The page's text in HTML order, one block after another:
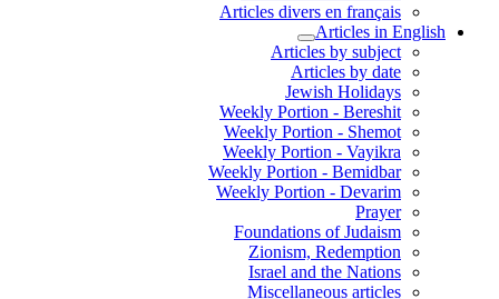
Articles divers en français
Articles in English
Articles by subject
Articles by date
Jewish Holidays
Weekly Portion - Bereshit
Weekly Portion - Shemot
Weekly Portion - Vayikra
Weekly Portion - Bemidbar
Weekly Portion - Devarim
Prayer
Foundations of Judaism
Zionism, Redemption
Israel and the Nations
Miscellaneous articles